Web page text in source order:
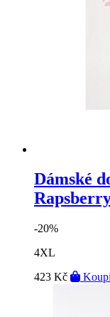
Dámské
-20%
4XL
423 Kč